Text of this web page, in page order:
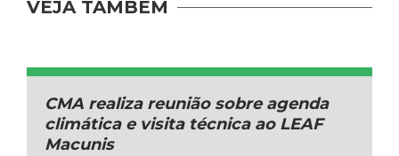
VEJA TAMBÉM
CMA realiza reunião sobre agenda
climática e visita técnica ao LEAF
Macunis